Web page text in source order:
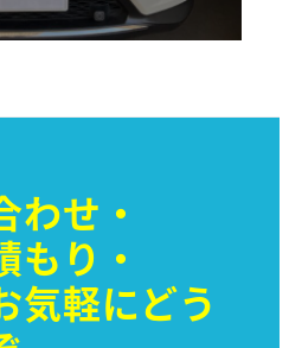
わせ・
もり・
気軽にどう